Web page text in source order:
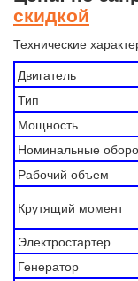
скидкой
Технические
Двигатель
Тип
Мощность
Номинальные
Рабочий объем
Крутящий момент
Электростартер
Генератор